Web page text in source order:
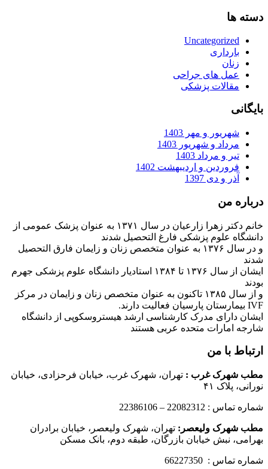
دسته ها
Uncategorized
بارداری
زنان
عمل های جراحی
مقالات پزشکی
بایگانی
شهریور و مهر 1403
مرداد و شهریور 1403
تیر و مرداد 1403
فروردین و اردیبهشت 1402
آذر و دی 1397
درباره من
خانم دکتر زهرا زارعیان در سال ۱۳۷۱ به عنوان پزشک عمومی از
دانشگاه علوم پزشکی فارغ التحصیل شدند
و در سال ۱۳۷۶ به عنوان متخصص زنان و زایمان فارق التحصیل
شدند
ایشان از سال ۱۳۷۶ تا ۱۳۸۴ استادیار دانشگاه علوم پزشکی جهرم
بودند
و از سال ۱۳۸۵ تاکنون به عنوان متخصص زنان و زایمان در مرکز
IVF بیمارستان پارسیان فعالیت دارند.
ایشان دارای مدرک کارشناسی ارشد هیستروسکوپی از دانشگاه
شارجه امارات متحده عربی هستند
ارتباط با من
مطب شهرک غرب : تهران، شهرک غرب، خیابان فرحزادی، خیابان
نورانی، پلاک ۴۱
شماره تماس : 22082312 – 22386106
مطب شهرک ولیعصر: تهران، شهرک ولیعصر، خیابان برادران
بهرامی، نبش خیابان بازرگان، طبقه دوم، بانک مسکن
شماره تماس : 66227350